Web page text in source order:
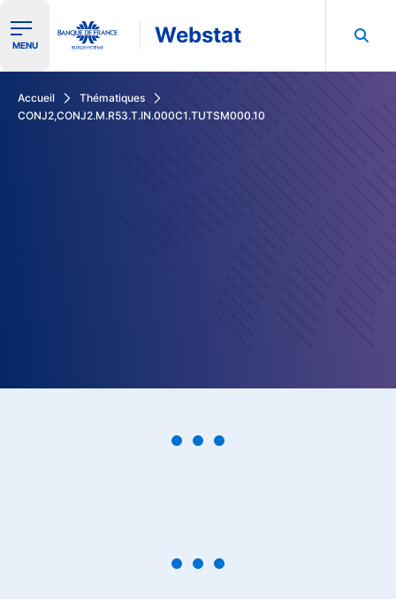
Ouvrir le menu de navigation
MENU Webstat
Accueil
Thématiques
CONJ2,CONJ2.M.R53.T.IN.000C1.TUTSM000.10